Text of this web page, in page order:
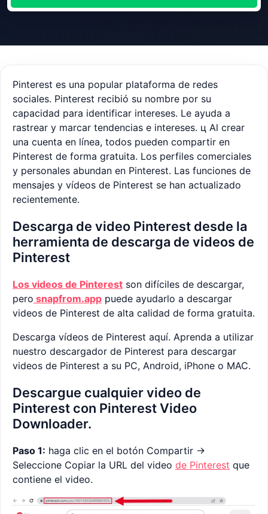
Pinterest es una popular plataforma de redes
sociales. Pinterest recibió su nombre por su
capacidad para identificar intereses. Le ayuda a
rastrear y marcar tendencias e intereses. ц Al crear
una cuenta en línea, todos pueden compartir en
Pinterest de forma gratuita. Los perfiles comerciales
y personales abundan en Pinterest. Las funciones de
mensajes y vídeos de Pinterest se han actualizado
recientemente.
Descarga de video Pinterest desde la
herramienta de descarga de videos de
Pinterest
Los videos de Pinterest son difíciles de descargar,
pero snapfrom.app puede ayudarlo a descargar
videos de Pinterest de alta calidad de forma gratuita.
Descarga vídeos de Pinterest aquí. Aprenda a utilizar
nuestro descargador de Pinterest para descargar
videos de Pinterest a su PC, Android, iPhone o MAC.
Descargue cualquier video de
Pinterest con Pinterest Video
Downloader.
Paso 1: haga clic en el botón Compartir ->
Seleccione Copiar la URL del video de Pinterest que
contiene el video.